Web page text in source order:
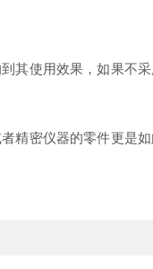
其使用效果，如果不
精密仪器的零件更是